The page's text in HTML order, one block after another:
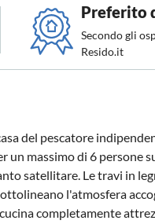
Preferito
Secondo gli
Resido.it
del pescatore
un massimo di 6 persone
satellitare. Le travi in
l'atmosfera
completamente